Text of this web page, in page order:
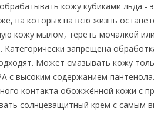
кожу кубиками льда -
на которых на всю жизнь
кожу мылом, тереть мочалкой
Категорически запрещена
Может смазывать кожу
с высоким содержанием
контакта обожжённой кожи с
солнцезащитный крем с самым